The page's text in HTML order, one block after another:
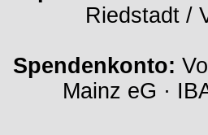
Riedstadt /
Spendenkonto:
Mainz eG ·